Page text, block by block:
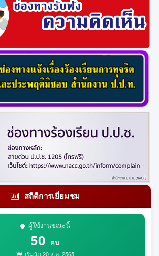
สถิติการเยี่ยมชม
ผู้ใช้งานขณะนี้
50 คน
เริ่มนับ 20 ส.ค. 2565